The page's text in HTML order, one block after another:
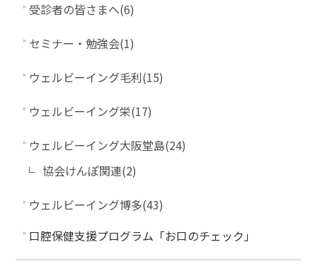
受診者の皆さまへ(6)
セミナー・勉強会(1)
ウェルビーイング毛利(15)
ウェルビーイング栄(17)
ウェルビーイング大阪堂島(24)
協会けんぽ関連(2)
ウェルビーイング博多(43)
口腔保健支援プログラム「お口のチェック」